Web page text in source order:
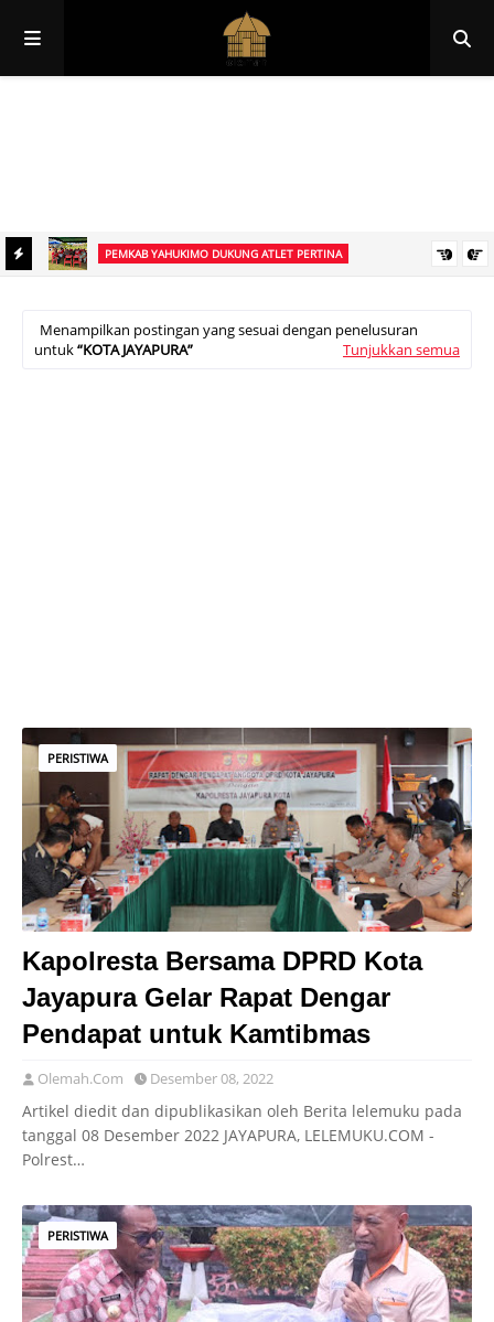
PEMKAB YAHUKIMO DUKUNG ATLET PERTINA
Cup I Berlangsung
Menampilkan postingan yang sesuai dengan penelusuran
untuk KOTA JAYAPURA Tunjukkan semua
PERISTIWA
Kapolresta Bersama DPRD Kota
Jayapura Gelar Rapat Dengar
Pendapat untuk Kamtibmas
Olemah.Com Desember 08, 2022
Artikel diedit dan dipublikasikan oleh Berita lelemuku pada
tanggal 08 Desember 2022 JAYAPURA, LELEMUKU.COM -
Polrest…
PERISTIWA